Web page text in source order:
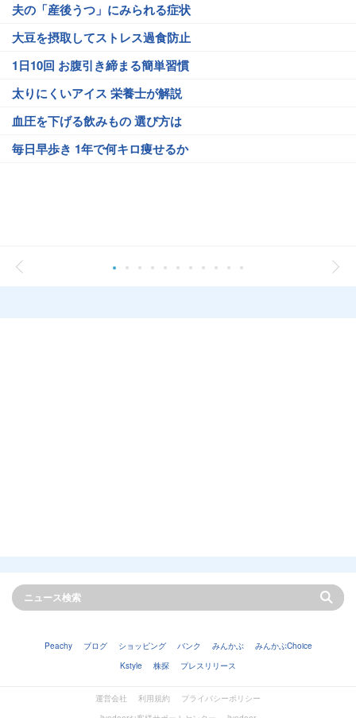
夫の「産後うつ」にみられる症状
大豆を摂取してストレス過食防止
1日10回 お腹引き締まる簡単習慣
太りにくいアイス 栄養士が解説
血圧を下げる飲みもの 選び方は
毎日早歩き 1年で何キロ痩せるか
Peachy ブログ ショッピング バンク みんかぶ
みんかぶChoice
Kstyle
株探 プレスリリース
運営会社 利用規約
プライバシーポリシー